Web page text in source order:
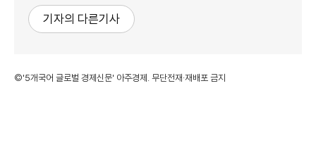
기자의 다른기사
©'5개국어 글로벌 경제신문' 아주경제. 무단전재·재배포 금지